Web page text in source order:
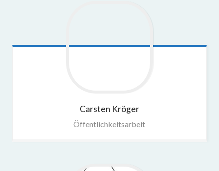
Carsten Kröger
Öffentlichkeitsarbeit